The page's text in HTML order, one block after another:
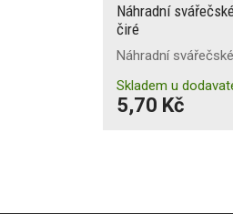
Náhradní
čiré
Náhradní
Skladem u
5,70 Kč